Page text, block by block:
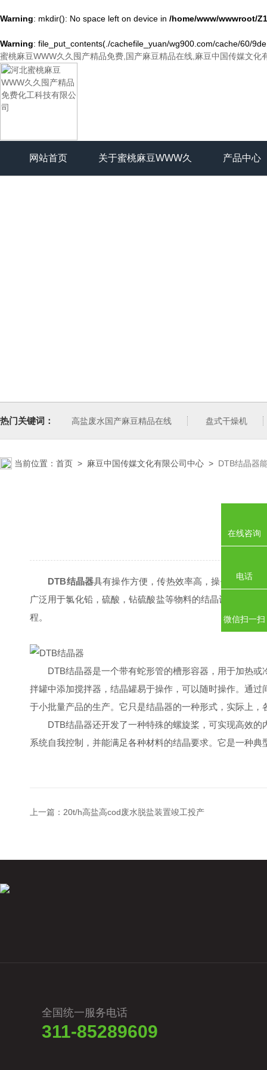
Warning: mkdir(): No space left on device in /home/www/wwwroot/
Warning: file_put_contents(./cachefile_yuan/wg900.com/cache/60/
蜜桃麻豆WWW久久囤产精品免费,国产麻豆精品在线,麻豆中国传媒文化
网站首页 关于蜜桃麻豆WWW久 产品中心
热门关键词： 高盐废水国产麻豆精品在线 盘式干燥机
当前位置： 首页 > 麻豆中国传媒文化有限公司中心 > DTB结晶器
DTB结晶器具有操作方便，传热效率高，操作控制方
广泛用于氯化铅，硫酸，钻硫酸盐等物料的结晶设备。它
程。
DTB结晶器是一个带有蛇形管的槽形容器，用于加热或
拌罐中添加搅拌器，结晶罐易于操作，可以随时操作。通
于小批量产品的生产。它只是结晶器的一种形式，实际上
DTB结晶器还开发了一种特殊的螺旋桨，可实现高效的
系统自我控制，并能满足各种材料的结晶要求。它是一种
上一篇： 20t/h高盐高cod废水脱盐装置竣工投产
全国统一服务电话
311-85289609
在线咨询
电话
微信扫一扫